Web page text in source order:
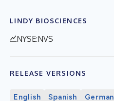
LINDY BIOSCIENCES
NYSE:NVS
RELEASE VERSIONS
English Spanish German